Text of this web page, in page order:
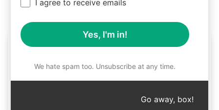
316
0 187
Boîte Brune
I agree to receive emails
Yes, I'm in!
We hate spam too. Unsubscribe at any time.
Go away, box!